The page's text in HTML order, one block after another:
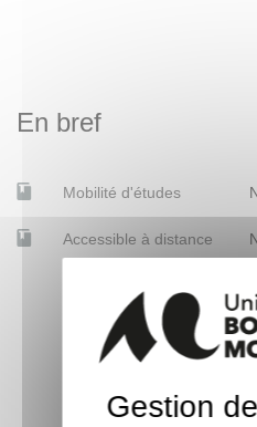
En bref
Mobilité d'études
Accessible à distance
Gestion